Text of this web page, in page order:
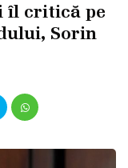
îl critică pe
Sorin